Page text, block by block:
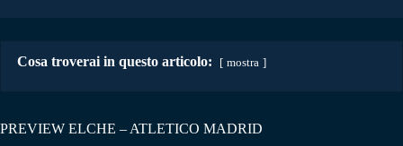
Cosa troverai in questo articolo: mostra
PREVIEW ELCHE – ATLETICO MADRID